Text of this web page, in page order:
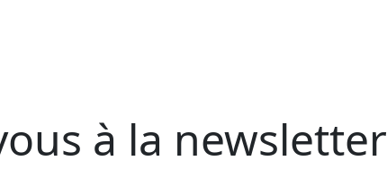
à la newsletter